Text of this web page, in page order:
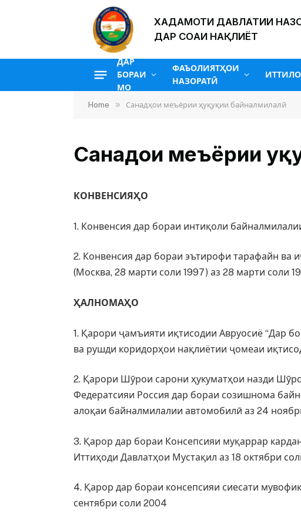
ХАДАМОТИ ДАВЛАТИИ
ДАР СОҲАИ НАҚЛИЁТ
ДАР
БОРАИ
МО
ФАЪОЛИЯТҲОИ
НАЗОРАТӢ
Home » Санадҳои меъёрии ҳуқуқии байналмилалӣ
Санадҳои меъёрии
КОНВЕНСИЯҲО
1. Конвенсия дар бораи интиқоли
2. Конвенсия дар бораи эътирофи тарафайн ва
(Москва, 28 марти соли 1997) аз 28 марти соли
ҲАЛНОМАҲО
1. Қарори ҷамъияти иқтисодии Авруосиё “Дар
ва рушди коридорҳои нақлиётии ҷомеаи
2. Қарори Шӯрои сарони ҳукуматҳои назди
Федератсияи Россия дар бораи созишнома
алоқаи байналмилалии автомобилӣ аз 24
3. Қарор дар бораи Консепсияи муқаррар
Иттиҳоди Давлатҳои Мустақил аз 18 октябри
4. Қарор дар бораи консепсияи сиесати
сентябри соли 2004